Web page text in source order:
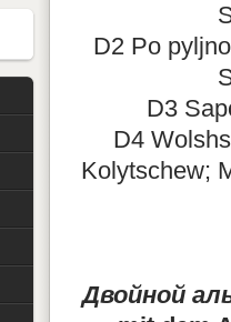
D2 Po
D3
D4
Kolytschew;
Двойной